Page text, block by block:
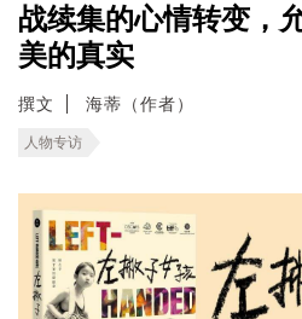
战续集的心情转变，
美的真实
撰文 海蒂（作者）
人物专访